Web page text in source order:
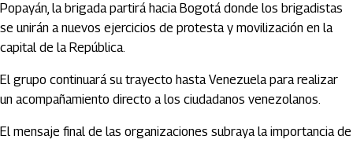
Popayán, la brigada partirá hacia Bogotá donde los brigadistas
se unirán a nuevos ejercicios de protesta y movilización en la
capital de la República.
El grupo continuará su trayecto hasta Venezuela para realizar
un acompañamiento directo a los ciudadanos venezolanos.
El mensaje final de las organizaciones subraya la importancia de